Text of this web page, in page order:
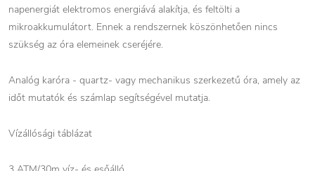
napenergiát elektromos energiává alakítja, és feltölti a
mikroakkumulátort. Ennek a rendszernek köszönhetően nincs
szükség az óra elemeinek cseréjére.
Analóg karóra - quartz- vagy mechanikus szerkezetű óra, amely az
időt mutatók és számlap segítségével mutatja.
Vízállósági táblázat